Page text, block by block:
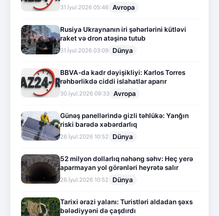
31.İyul.2026 05:46 Avropa
Rusiya Ukraynanın iri şəhərlərini kütləvi
raket və dron atəşinə tutub
31.İyul.2026 03:09 Dünya
BBVA-da kadr dəyişikliyi: Karlos Torres
rəhbərlikdə ciddi islahatlar aparır
30.İyul.2026 09:33 Avropa
Günəş panellərində gizli təhlükə: Yanğın
riski barədə xəbərdarlıq
26.İyul.2026 10:52 Dünya
52 milyon dollarlıq nəhəng səhv: Heç yerə
aparmayan yol görənləri heyrətə salır
26.İyul.2026 10:52 Dünya
Tarixi ərazi yalanı: Turistləri aldadan şəxs
bələdiyyəni də çaşdırdı